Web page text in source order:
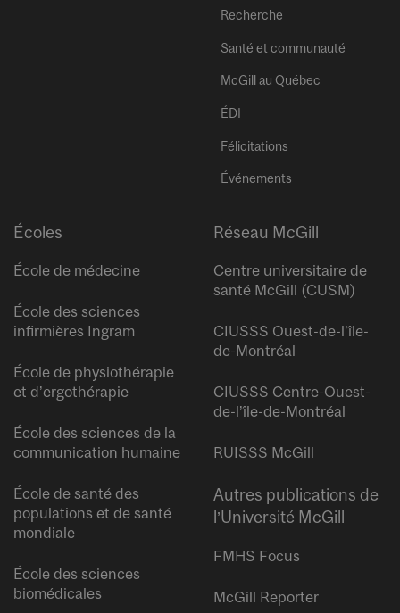
Recherche
Santé et communauté
McGill au Québec
ÉDI
Félicitations
Événements
Écoles
École de médecine
École des sciences
infirmières Ingram
École de physiothérapie
et d’ergothérapie
École des sciences de la
communication humaine
École de santé des
populations et de santé
mondiale
École des sciences
biomédicales
Réseau McGill
Centre universitaire de
santé McGill (CUSM)
CIUSSS Ouest-de-l’île-
de-Montréal
CIUSSS Centre-Ouest-
de-l’île-de-Montréal
RUISSS McGill
Autres publications de
l’Université McGill
FMHS Focus
McGill Reporter